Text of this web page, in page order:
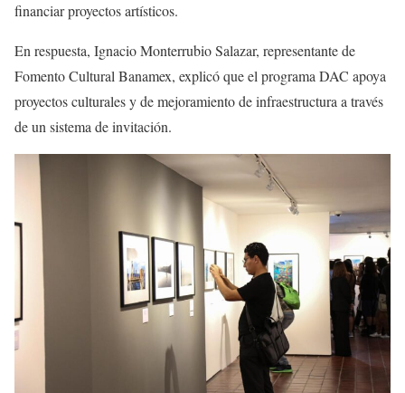
financiar proyectos artísticos.
En respuesta, Ignacio Monterrubio Salazar, representante de
Fomento Cultural Banamex, explicó que el programa DAC apoya
proyectos culturales y de mejoramiento de infraestructura a través
de un sistema de invitación.